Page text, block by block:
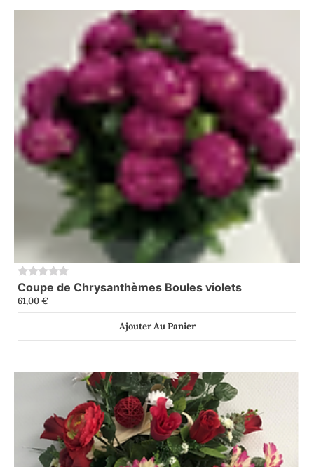
0
Coupe de Chrysanthèmes Boules violets
61,00€
Ajouter Au Panier